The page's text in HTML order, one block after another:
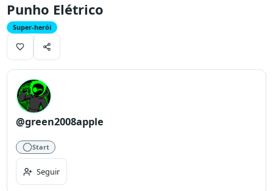
Punho Elétrico
Super-herói
@green2008apple
Start
Seguir